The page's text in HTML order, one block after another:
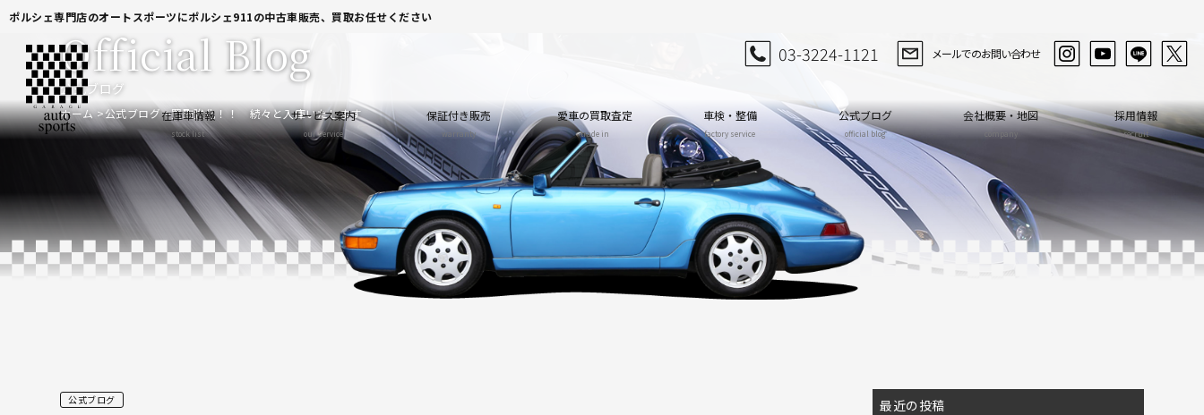
ポルシェ専門店のオートスポーツにポルシェ911の中古車販売、買取お任せください
在庫車情報
stock list
サービス案内
our service
保証付き販売
warranty
愛車の買取査定
trade in
車検・整備
factory service
公式ブログ
official blog
会社概要・地図
company
採用情報
recruit
公式ブログ
Official Blog
ホーム 公式ブログ 買取強化！！ 続々と入庫いたします
公式ブログ
最近の投稿
03-3224-1121 メールでのお問い合わせ